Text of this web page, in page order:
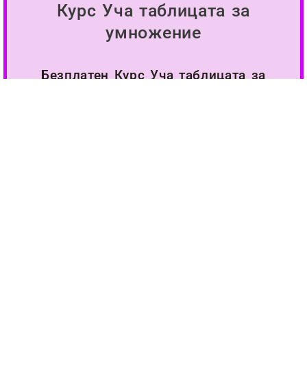
Курс Уча таблицата за
умножение
Безплатен Курс Уча таблицата за